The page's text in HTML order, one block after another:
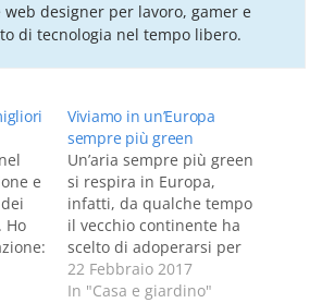
web designer per lavoro, gamer e
di tecnologia nel tempo libero.
e
Ho
Viviamo in un’Europa
sempre più green
Un’aria sempre più green
si respira in Europa,
infatti, da qualche tempo
il vecchio continente ha
scelto di adoperarsi per
stimolare l’adozione di
soluzioni a più ampio
22 Febbraio 2017
In "Casa e giardino"